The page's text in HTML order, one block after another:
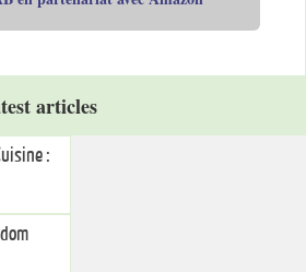
articles
: